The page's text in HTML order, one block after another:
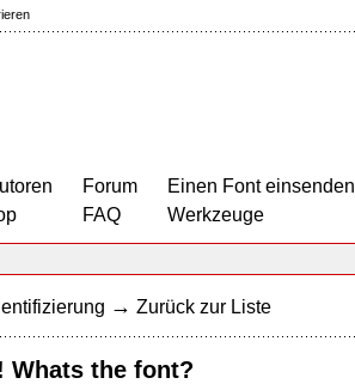
Forum
FAQ
Einen Font einsenden
Werkzeuge
→ Zurück zur Liste
Whats the font?